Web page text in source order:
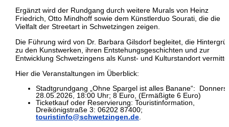
Ergänzt wird der Rundgang durch weitere Murals von Heinz
Friedrich, Otto Mindhoff sowie dem Künstlerduo Sourati, die die
Vielfalt der Streetart in Schwetzingen zeigen.
Die Führung wird von Dr. Barbara Gilsdorf begleitet, die
zu den Kunstwerken, ihren Entstehungsgeschichten und zur
Entwicklung Schwetzingens als Kunst- und Kulturstandort
Hier die Veranstaltungen im Überblick:
Stadtgrundgang „Ohne Spargel ist alles Banane“:
28.05.2026, 18:00 Uhr; 8 Euro, (Ermäßigte 6 Euro)
Ticketkauf oder Reservierung: Touristinformation,
Dreikönigstraße 3: 06202 87400;
touristinfo@schwetzingen.de.